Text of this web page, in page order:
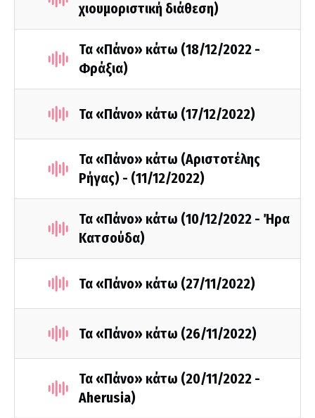
χιουμοριστική διάθεση)
Τα «Πάνο» κάτω (18/12/2022 -
Φράξια)
Τα «Πάνο» κάτω (17/12/2022)
Τα «Πάνο» κάτω (Αριστοτέλης
Ρήγας) - (11/12/2022)
Τα «Πάνο» κάτω (10/12/2022 - Ήρα
Κατσούδα)
Τα «Πάνο» κάτω (27/11/2022)
Τα «Πάνο» κάτω (26/11/2022)
Τα «Πάνο» κάτω (20/11/2022 -
Aherusia)